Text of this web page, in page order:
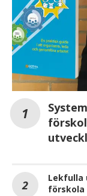
Lekfulla
förskola